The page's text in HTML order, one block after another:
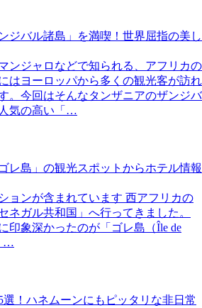
ジバル諸島」を満喫！世界屈指の美し
ンジャロなどで知られる、アフリカの
はヨーロッパから多くの観光客が訪れ
。今回はそんなタンザニアのザンジバ
気の高い「…
レ島」の観光スポットからホテル情報
ョンが含まれています 西アフリカの
ネガル共和国」へ行ってきました。
印象深かったのが「ゴレ島（Île de
…
！ハネムーンにもピッタリな非日常